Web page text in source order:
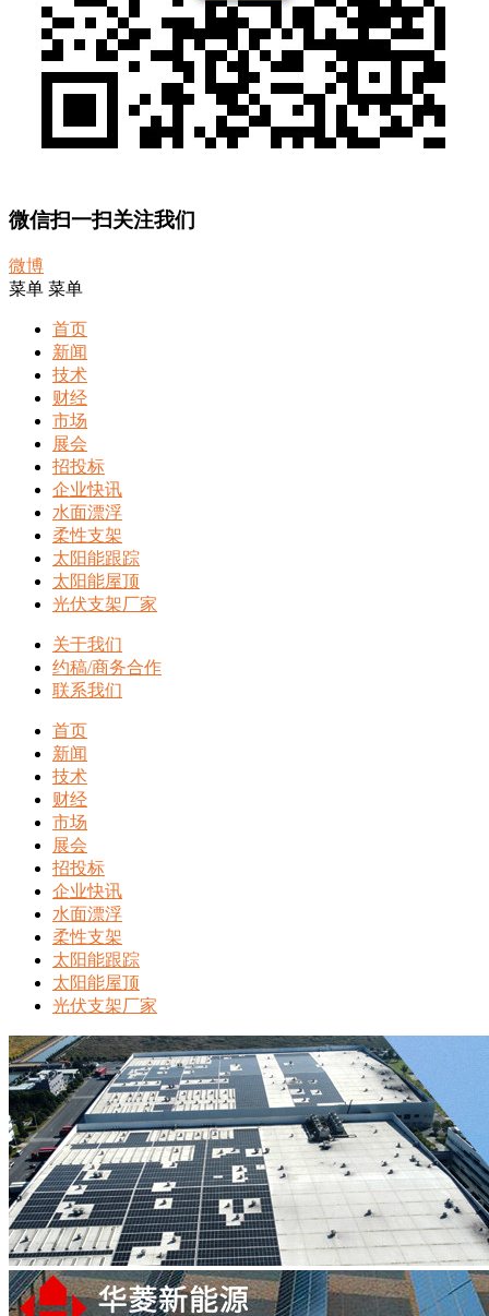
微信扫一扫关注我们
微博
菜单 菜单
首页
新闻
技术
财经
市场
展会
招投标
企业快讯
水面漂浮
柔性支架
太阳能跟踪
太阳能屋顶
光伏支架厂家
关于我们
约稿/商务合作
联系我们
首页
新闻
技术
财经
市场
展会
招投标
企业快讯
水面漂浮
柔性支架
太阳能跟踪
太阳能屋顶
光伏支架厂家